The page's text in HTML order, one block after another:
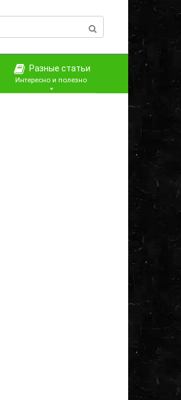
Разные статьи
Интересно и полезно